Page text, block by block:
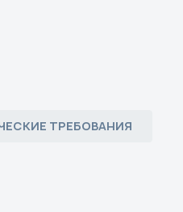
ТРЕБОВАНИЯ